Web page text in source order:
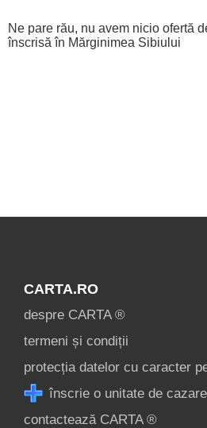
Ne pare rău, nu avem nicio ofertă
înscrisă în Mărginimea Sibiului
o unitate de
cazare
CARTA.RO
despre CARTA ®
termeni și condiții
protecția datelor cu caracter
înscrie o unitate de cazare
contactează CARTA ®